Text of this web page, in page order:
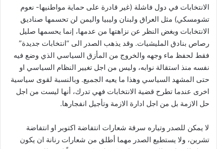
الانتخابات في دول فاشلة (غير قادرة على حماية مواطنيها- نعوم
تشومسكي) مثل العراق ولبنان وليبيا واليمن لن تحسمها صناديق
الانتخابات وبغض النظر عن نزاهتها من عدمها، إنما يحسمها صليل
رصاص بنادق المليشيات. وقد يذهب الصدر الى “انتخابات جديدة”
فقط لحفظ ماء وجهه والخروج من المأزق السياسي الذي وضع فيه
نفسه منذ استقالة نوابه، وليس من اجل تغيير النظام السياسي او
حتى المشهد السياسي وهذا ما يعيه الجميع. وبالنسبة لقوى سياسية
اخرى عندما تطرح قضية الانتخابات فهي تدرك، أنها ليست من اجل
حل الازمة بل من اجل ادارة الازمة وتأجيل انفجارها.
لا يمكن للصدر وتياره سرقة شعارات انتفاضة اكتوبر او انتفاضة
تشرين، ولا يستطيع الصدر مهما أطلق من شعارات رنانة ان يكون